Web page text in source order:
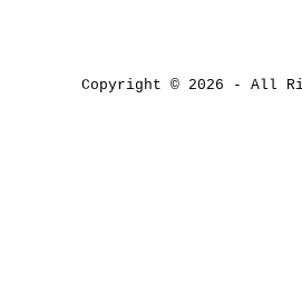
Copyright © 2026 - All